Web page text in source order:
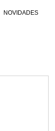
NOVIDADES